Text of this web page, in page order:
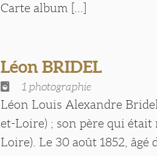
Carte album [...]
Léon BRIDEL
1 photographie
Léon Louis Alexandre
et-Loire) ; son père qui était
Loire). Le 30 août 1852, âgé